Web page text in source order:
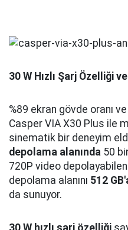
30 W Hızlı Şarj Özelliği
%89 ekran gövde oranı ve
Casper VIA X30 Plus ile
sinematik bir deneyim
depolama alanında 50
720P video
depolama alanını 512
da sunuyor.